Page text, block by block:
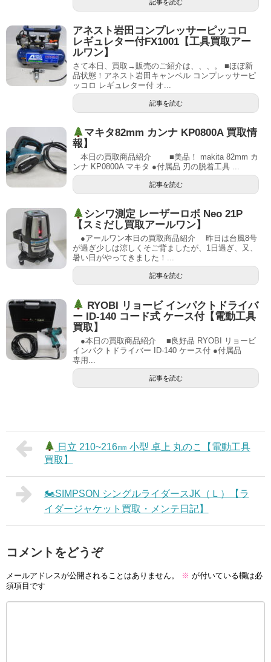
記事を読む
アネスト岩田コンプレッサーピッコロ
レギュレター付FX1001【工具買取アー
ルワン】
さて本日、買取→販売のご紹介は、、、。 ■ほぼ新
品状態！アネスト岩田キャンベル コンプレッサーピ
ッコロ レギュレター付 オ...
記事を読む
マキタ82mm カンナ KP0800A 買取情
報】
本日の買取商品紹介 ■美品！ makita 82mm カ
ンナ KP0800A マキタ ●付属品 刃の脱着工具 ...
記事を読む
シンワ測定 レーザーロボ Neo 21P
【スミだし買取アールワン】
●アールワン本日の買取商品紹介 昨日は台風8号
が過ぎ少しは涼しくそご背ましたが、1日過ぎ、又、
暑い日がやってきました！...
記事を読む
RYOBI リョービ インパクトドライバ
ー ID-140 コード式 ケース付【電動工具
買取】
●本日の買取商品紹介 ■良好品 RYOBI リョービ
インパクトドライバー ID-140 ケース付 ●付属品
専用...
記事を読む
日立 210~216㎜ 小型 卓上 丸のこ【電動工具
買取】
🏍SIMPSON シングルライダースJK（Ｌ）【ラ
イダージャケット買取・メンテ日記】
コメントをどうぞ
メールアドレスが公開されることはありません。 ※ が付いている欄は必
須項目です